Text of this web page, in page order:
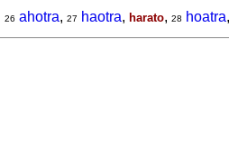
26 ahotra, 27 haotra, harato, 28 hoatra